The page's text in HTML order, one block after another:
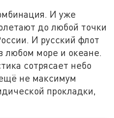
И уже
до любой точки
И русский флот
любом море и океане.
сотрясает небо
не максимум
прокладки,